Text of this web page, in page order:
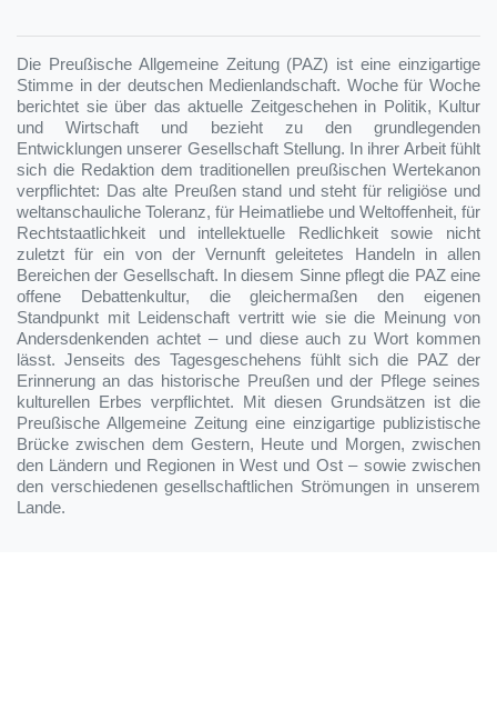
Die Preußische Allgemeine Zeitung (PAZ) ist eine einzigartige
Stimme in der deutschen Medienlandschaft. Woche für Woche
berichtet sie über das aktuelle Zeitgeschehen in Politik, Kultur
und Wirtschaft und bezieht zu den grundlegenden
Entwicklungen unserer Gesellschaft Stellung. In ihrer Arbeit fühlt
sich die Redaktion dem traditionellen preußischen Wertekanon
verpflichtet: Das alte Preußen stand und steht für religiöse und
weltanschauliche Toleranz, für Heimatliebe und Weltoffenheit, für
Rechtstaatlichkeit und intellektuelle Redlichkeit sowie nicht
zuletzt für ein von der Vernunft geleitetes Handeln in allen
Bereichen der Gesellschaft. In diesem Sinne pflegt die PAZ eine
offene Debattenkultur, die gleichermaßen den eigenen
Standpunkt mit Leidenschaft vertritt wie sie die Meinung von
Andersdenkenden achtet – und diese auch zu Wort kommen
lässt. Jenseits des Tagesgeschehens fühlt sich die PAZ der
Erinnerung an das historische Preußen und der Pflege seines
kulturellen Erbes verpflichtet. Mit diesen Grundsätzen ist die
Preußische Allgemeine Zeitung eine einzigartige publizistische
Brücke zwischen dem Gestern, Heute und Morgen, zwischen
den Ländern und Regionen in West und Ost – sowie zwischen
den verschiedenen gesellschaftlichen Strömungen in unserem
Lande.